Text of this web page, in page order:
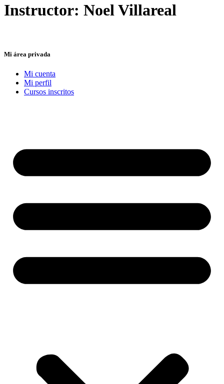
Instructor: Noel Villareal
Mi área privada
Mi cuenta
Mi perfil
Cursos inscritos